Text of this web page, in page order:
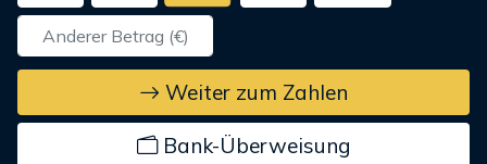
Weiter zum Zahlen
Bank-Überweisung